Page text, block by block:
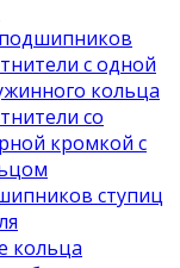
с одной
кольца
со
кромкой с
ступиц
кольца